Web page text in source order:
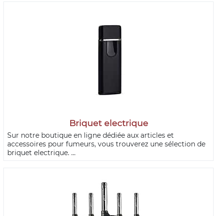
Briquet electrique
Sur notre boutique en ligne dédiée aux articles et
accessoires pour fumeurs, vous trouverez une sélection de
briquet electrique. ...